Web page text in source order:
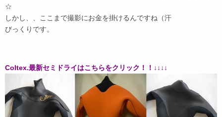
☆
しかし、、ここまで撮影にお金を掛けるんですね（汗
びっくりです。
Coltex.最新セミドライはこちらをクリック！！↓↓↓↓